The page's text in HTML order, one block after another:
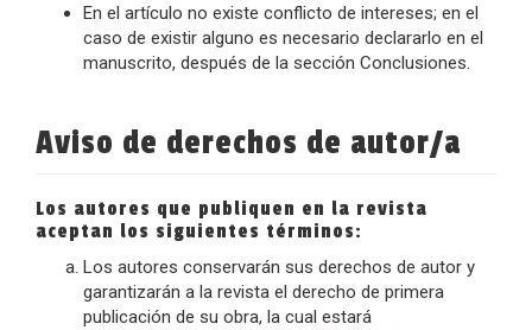
En el artículo no existe conflicto de intereses; en el
caso de existir alguno es necesario declararlo en el
manuscrito, después de la sección Conclusiones.
Aviso de derechos de autor/a
Los autores que publiquen en la revista
aceptan los siguientes términos:
Los autores conservarán sus derechos de autor y
garantizarán a la revista el derecho de primera
publicación de su obra, la cual estará